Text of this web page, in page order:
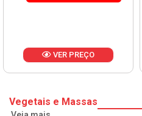
variável
VER PREÇO
Vegetais e Massas